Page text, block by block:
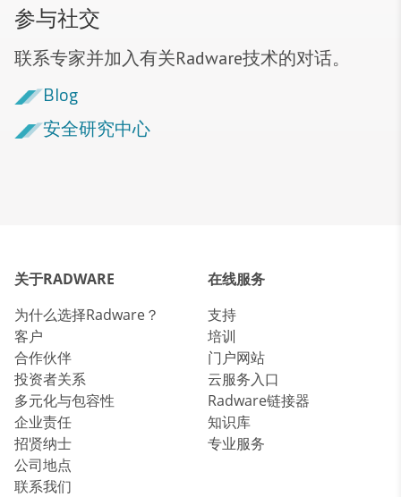
参与社交
联系专家并加入有关Radware技术的对话。
Blog
安全研究中心
关于RADWARE
为什么选择Radware？
客户
合作伙伴
投资者关系
多元化与包容性
企业责任
招贤纳士
公司地点
联系我们
在线服务
支持
培训
门户网站
云服务入口
Radware链接器
知识库
专业服务